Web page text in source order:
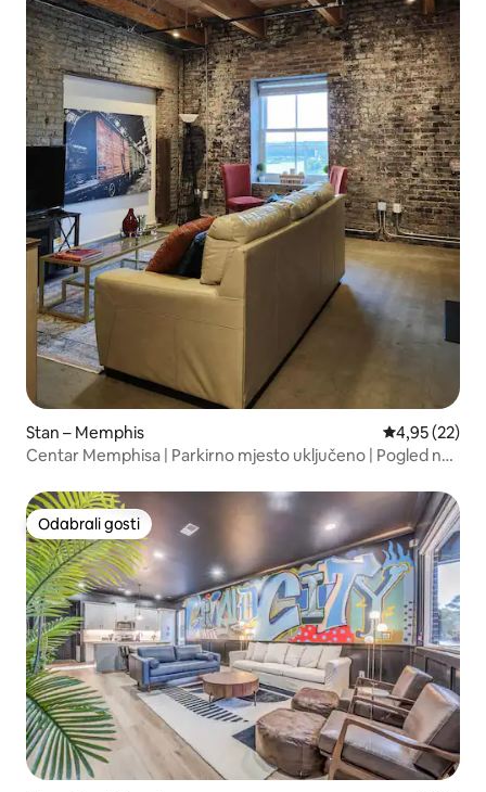
Stan – Memphis Prosječna
4,95 (22)
Centar Memphisa | Parkirno mjesto uključeno | Pogled na
Odabrali gosti
Odabrali gosti